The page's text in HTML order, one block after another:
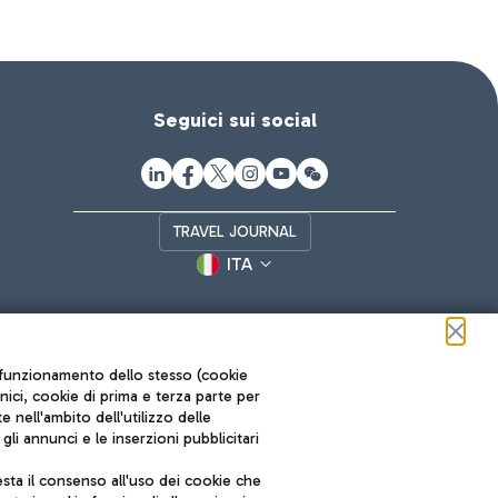
Seguici sui social
TRAVEL JOURNAL
ITA
Roma FCO
dello stesso (cookie
cookie di prima e terza parte per
nell'ambito dell'utilizzo delle
annunci e le inserzioni pubblicitari
il consenso all'uso dei cookie che